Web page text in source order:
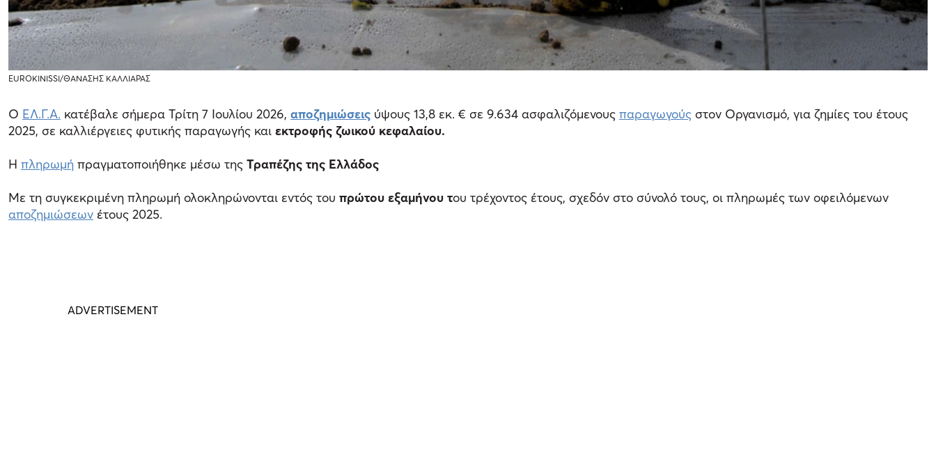
EUROKINISSI/ΘΑΝΑΣΗΣ ΚΑΛΛΙΑΡΑΣ
Ο ΕΛ.Γ.Α. κατέβαλε σήμερα Τρίτη 7 Ιουλίου 2026, αποζημιώσεις ύψους 13,8 εκ. € σε 9.634 ασφαλιζόμενους παραγωγούς στον Οργανισμό, για ζημίες του έτους
2025, σε καλλιέργειες φυτικής παραγωγής και εκτροφής ζωικού κεφαλαίου.
Η πληρωμή πραγματοποιήθηκε μέσω της Τραπέζης της Ελλάδος
Mε τη συγκεκριμένη πληρωμή ολοκληρώνονται εντός του πρώτου εξαμήνου του τρέχοντος έτους, σχεδόν στο σύνολό τους, οι πληρωμές των οφειλόμενων
αποζημιώσεων έτους 2025.